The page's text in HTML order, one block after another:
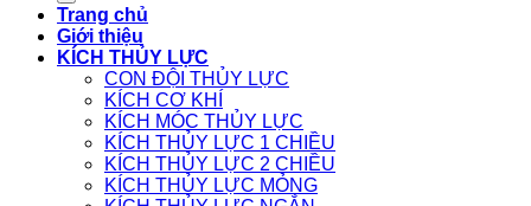
Trang chủ
Giới thiệu
KÍCH THỦY LỰC
CON ĐỘI THỦY LỰC
KÍCH CƠ KHÍ
KÍCH MÓC THỦY LỰC
KÍCH THỦY LỰC 1 CHIỀU
KÍCH THỦY LỰC 2 CHIỀU
KÍCH THỦY LỰC MỎNG